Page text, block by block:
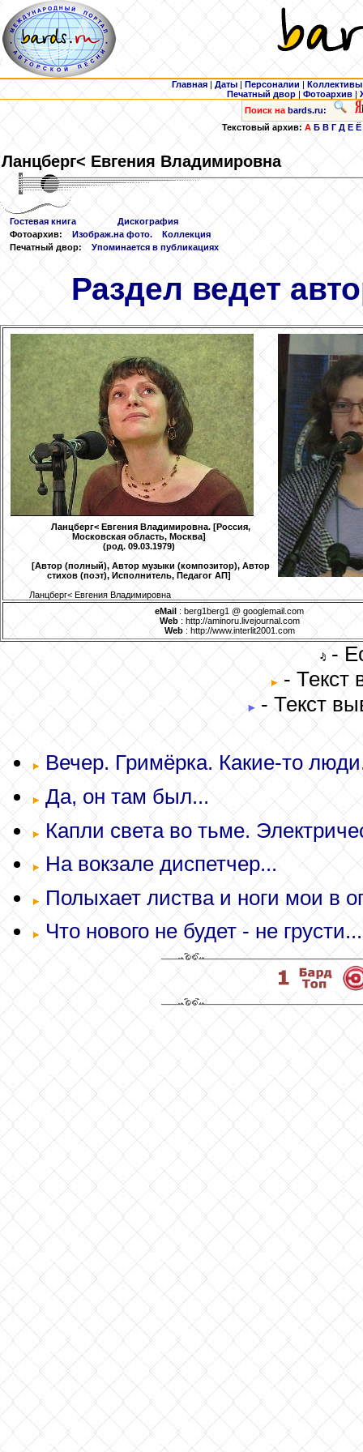
Главная | Даты | Персоналии | Коллективы
Печатный двор |Фотоархив |
Поиск на bards.ru:
Текстовый архив:А Б В Г Д Е Ё
Ланцберг< Евгения Владимировна
Гостевая книга
Дискография
Фотоархив:
Изображ.на фото.
Коллекция
Печатный двор:
Упоминается в публикациях
Раздел ведет
Ланцберг< Евгения Владимировна. [Россия,
Московская область, Москва]
(род. 09.03.1979)
[Автор (полный), Автор музыки (композитор), Автор
стихов (поэт), Исполнитель, Педагог АП]
Ланцберг< Евгения Владимировна
eMail : berg1berg1 @ googlemail.com
Web: http://aminoru.livejournal.com
Web: http://www.interlit2001.com
-
- Текст
- Текст
Вечер. Гримёрка. Какие-то
Да, он там был...
Капли света во тьме.
На вокзале диспетчер...
Полыхает листва и ноги мои в
Что нового не будет - не грусти...